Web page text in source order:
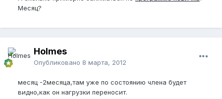
Месяц?
Holmes
Опубликовано 8 марта, 2012
месяц -2месяца,там уже по состоянию члена будет
видно,как он нагрузки переносит.